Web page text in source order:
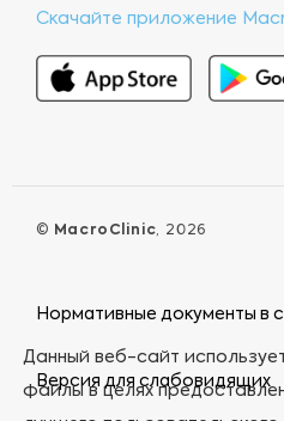
Скачайте приложение
© MacroClinic, 2026
Нормативные документы в
Версия для слабовидящих
Данный веб-сайт
файлы в целях